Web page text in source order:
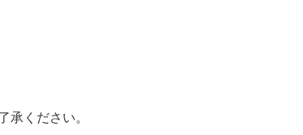
承ください。